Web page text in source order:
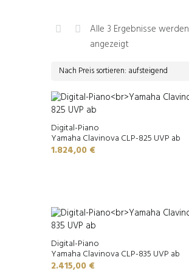
Alle 3 Ergebnisse werden
angezeigtNach
sortiert:
aufsteigend
Digital-Piano
Yamaha Clavinova CLP-825 UVP ab
1.824,00 €
Digital-Piano
Yamaha Clavinova CLP-835 UVP ab
2.415,00 €